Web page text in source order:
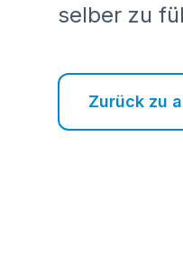
selber zu
Zurück zu